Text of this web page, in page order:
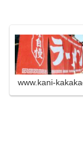
www.kani-